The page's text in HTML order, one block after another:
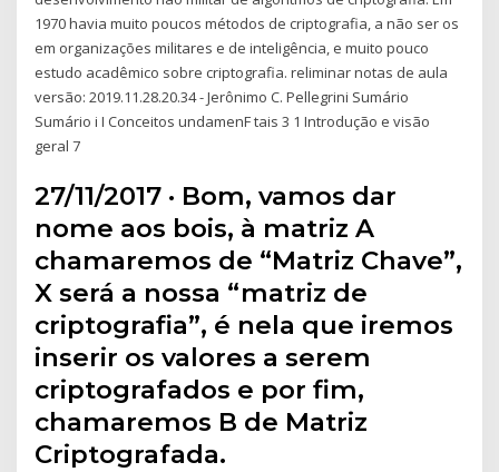
1970 havia muito poucos métodos de criptografia, a não ser os
em organizações militares e de inteligência, e muito pouco
estudo acadêmico sobre criptografia. reliminar notas de aula
versão: 2019.11.28.20.34 - Jerônimo C. Pellegrini Sumário
Sumário i I Conceitos undamenF tais 3 1 Introdução e visão
geral 7
27/11/2017 · Bom, vamos dar
nome aos bois, à matriz A
chamaremos de “Matriz Chave”,
X será a nossa “matriz de
criptografia”, é nela que iremos
inserir os valores a serem
criptografados e por fim,
chamaremos B de Matriz
Criptografada.